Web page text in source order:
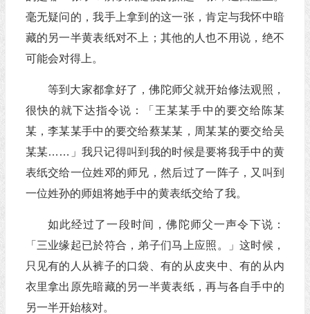
毫无疑问的，我手上拿到的这一张，肯定与我怀中暗
藏的另一半黄表纸对不上；其他的人也不用说，绝不
可能会对得上。
等到大家都拿好了，佛陀师父就开始修法观照，
很快的就下达指令说：「王某某手中的要交给陈某
某，李某某手中的要交给蔡某某，周某某的要交给吴
某某……」我只记得叫到我的时候是要将我手中的黄
表纸交给一位姓邓的师兄，然后过了一阵子，又叫到
一位姓孙的师姐将她手中的黄表纸交给了我。
如此经过了一段时间，佛陀师父一声令下说：
「三业缘起已於符合，弟子们马上应照。」这时候，
只见有的人从裤子的口袋、有的从皮夹中、有的从内
衣里拿出原先暗藏的另一半黄表纸，再与各自手中的
另一半开始核对。